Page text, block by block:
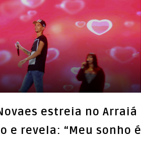
estreia no Arraiá
e revela: “Meu sonho é